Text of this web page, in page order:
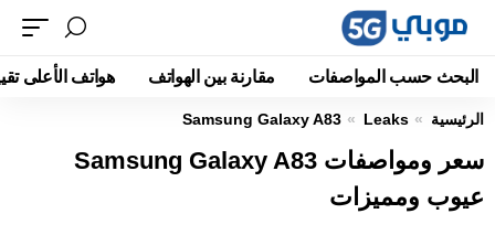
البحث حسب المواصفات مقارنة بين الهواتف هواتف الأعلى
الرئيسية Leaks
Samsung Galaxy A83
سعر ومواصفات Samsung Galaxy A83
عيوب ومميزات